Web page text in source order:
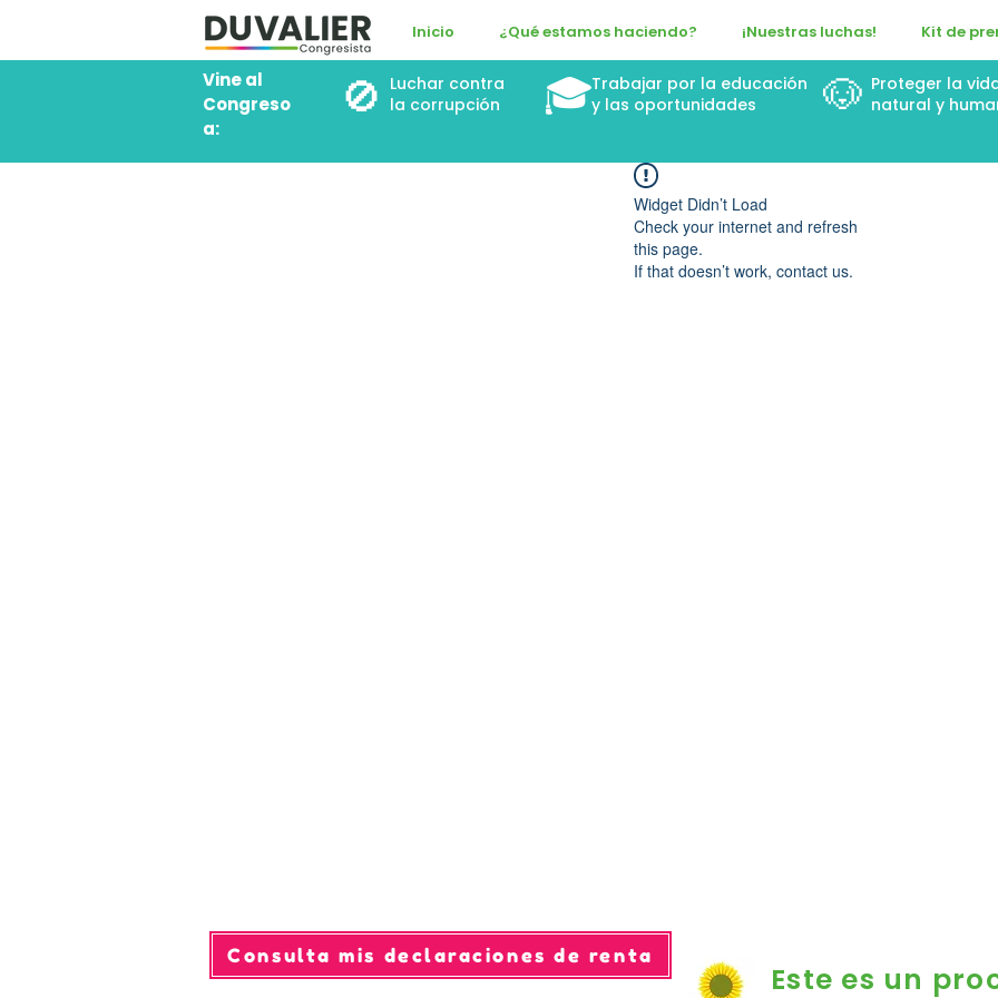
Inicio ¿Qué estamos haciendo? ¡Nuestras luchas! Kit de
Vine al
Congreso
a:
🚫 Luchar contra
la corrupción
🎓Trabajar por la educación
y las oportunidades
🐶 Proteger la
natural y
Widget Didn’t Load
Check your internet and refresh
this page.
If that doesn’t work, contact us.
Consulta mis declaraciones de renta
Este es un